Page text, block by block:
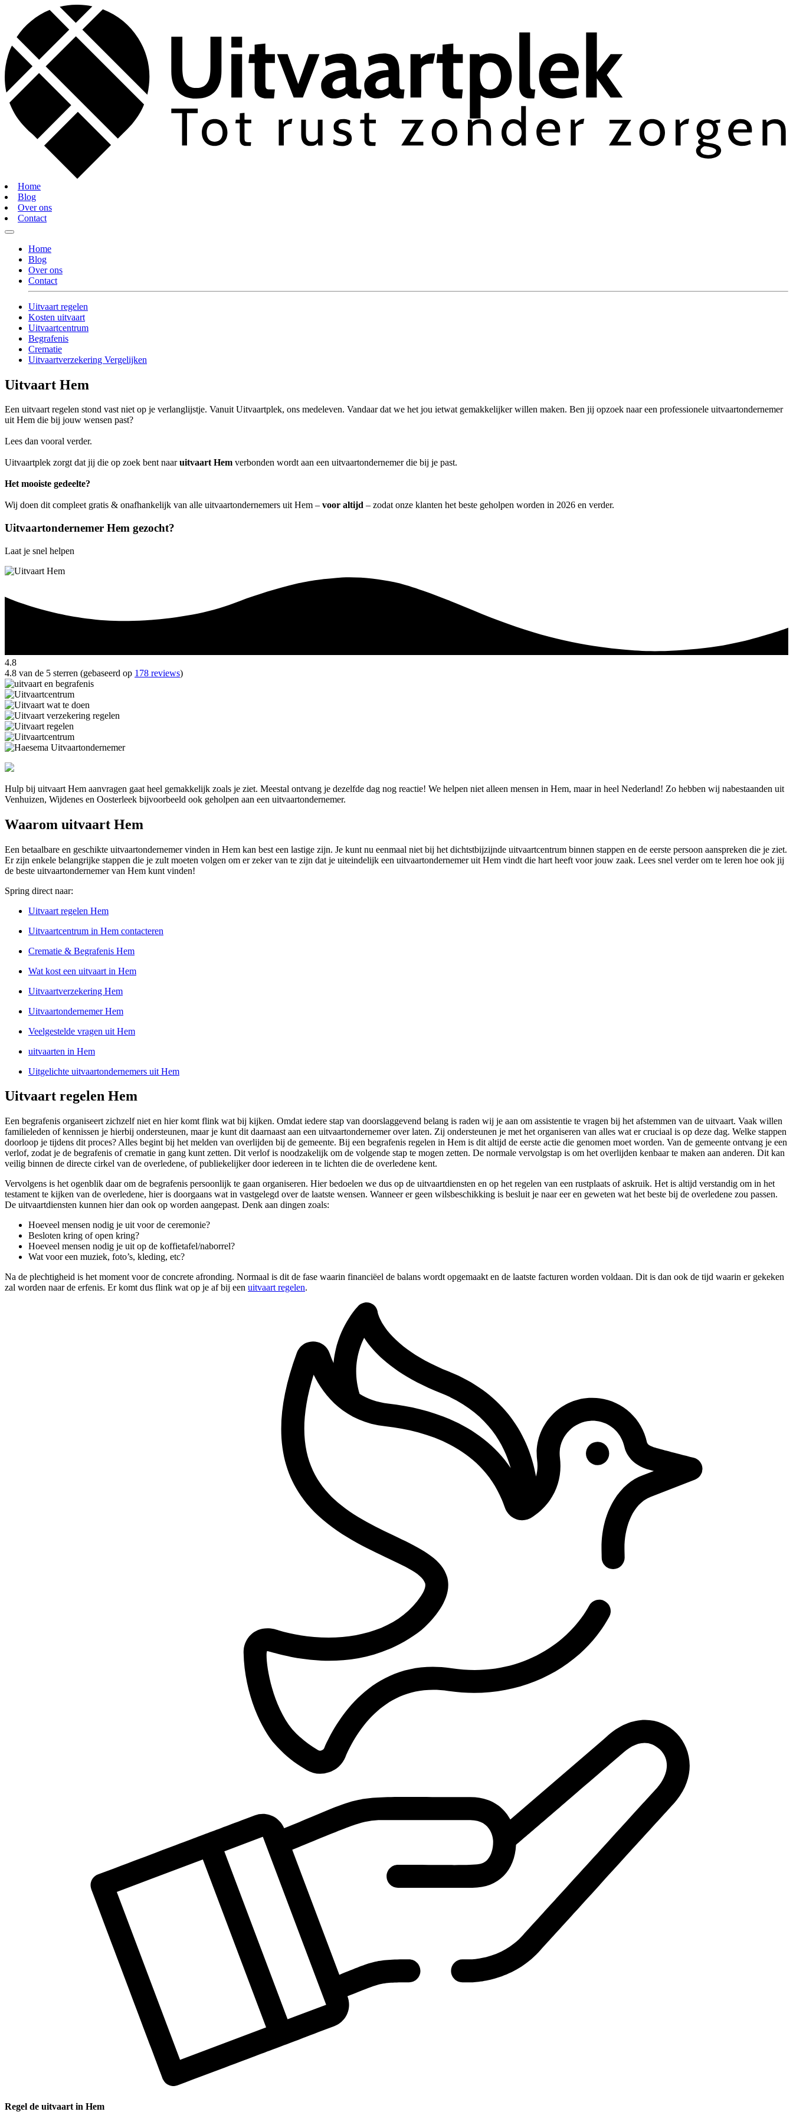
Home
Blog
Over ons
Contact
Home
Blog
Over ons
Contact
Uitvaart regelen
Kosten uitvaart
Uitvaartcentrum
Begrafenis
Crematie
Uitvaartverzekering Vergelijken
Uitvaart Hem
Een uitvaart regelen stond vast niet op je verlanglijstje. Vanuit Uitvaartplek, ons medeleven. Vandaar dat we het jou ietwat gemakkelijker willen maken. Ben jij opzoek naar een professionele uitvaartondernemer
uit Hem die bij jouw wensen past?
Lees dan vooral verder.
Uitvaartplek zorgt dat jij die op zoek bent naaruitvaart Hem verbonden wordt aan een uitvaartondernemer die bij je past.
Het mooiste gedeelte?
Wij doen dit compleet gratis & onafhankelijk van alle uitvaartondernemers uit Hem – voor altijd – zodat onze klanten het beste geholpen worden in 2026 en verder.
Uitvaartondernemer Hem gezocht?
Laat je snel helpen
4.8
4.8 van de 5 sterren (gebaseerd op 178 reviews)
Hulp bij uitvaart Hem aanvragen gaat heel gemakkelijk zoals je ziet. Meestal ontvang je dezelfde dag nog reactie! We helpen niet alleen mensen in Hem, maar in heel Nederland! Zo hebben wij nabestaanden uit
Venhuizen, Wijdenes en Oosterleek bijvoorbeeld ook geholpen aan een uitvaartondernemer.
Waarom uitvaart Hem
Een betaalbare en geschikte uitvaartondernemer vinden in Hem kan best een lastige zijn. Je kunt nu eenmaal niet bij het dichtstbijzijnde uitvaartcentrum binnen stappen en de eerste persoon aanspreken die je ziet.
Er zijn enkele belangrijke stappen die je zult moeten volgen om er zeker van te zijn dat je uiteindelijk een uitvaartondernemer uit Hem vindt die hart heeft voor jouw zaak. Lees snel verder om te leren hoe ook jij
de beste uitvaartondernemer van Hem kunt vinden!
Spring direct naar:
Uitvaart regelen Hem
Uitvaartcentrum in Hem contacteren
Crematie & Begrafenis Hem
Wat kost een uitvaart in Hem
Uitvaartverzekering Hem
Uitvaartondernemer Hem
Veelgestelde vragen uit Hem
uitvaarten in Hem
Uitgelichte uitvaartondernemers uit Hem
Uitvaart regelen Hem
Een begrafenis organiseert zichzelf niet en hier komt flink wat bij kijken. Omdat iedere stap van doorslaggevend belang is raden wij je aan om assistentie te vragen bij het afstemmen van de uitvaart. Vaak willen
familieleden of kennissen je hierbij ondersteunen, maar je kunt dit daarnaast aan een uitvaartondernemer over laten. Zij ondersteunen je met het organiseren van alles wat er cruciaal is op deze dag. Welke stappen
doorloop je tijdens dit proces? Alles begint bij het melden van overlijden bij de gemeente. Bij een begrafenis regelen in Hem is dit altijd de eerste actie die genomen moet worden. Van de gemeente ontvang je een
verlof, zodat je de begrafenis of crematie in gang kunt zetten. Dit verlof is noodzakelijk om de volgende stap te mogen zetten. De normale vervolgstap is om het overlijden kenbaar te maken aan anderen. Dit kan
veilig binnen de directe cirkel van de overledene, of publiekelijker door iedereen in te lichten die de overledene kent.
Vervolgens is het ogenblik daar om de begrafenis persoonlijk te gaan organiseren. Hier bedoelen we dus op de uitvaartdiensten en op het regelen van een rustplaats of askruik. Het is altijd verstandig om in het
testament te kijken van de overledene, hier is doorgaans wat in vastgelegd over de laatste wensen. Wanneer er geen wilsbeschikking is besluit je naar eer en geweten wat het beste bij de overledene zou passen.
De uitvaartdiensten kunnen hier dan ook op worden aangepast. Denk aan dingen zoals:
Hoeveel mensen nodig je uit voor de ceremonie?
Besloten kring of open kring?
Hoeveel mensen nodig je uit op de koffietafel/naborrel?
Wat voor een muziek, foto’s, kleding, etc?
Na de plechtigheid is het moment voor de concrete afronding. Normaal is dit de fase waarin financiëel de balans wordt opgemaakt en de laatste facturen worden voldaan. Dit is dan ook de tijd waarin er gekeken
zal worden naar de erfenis. Er komt dus flink wat op je af bij een uitvaart regelen.
Regel de uitvaart in Hem